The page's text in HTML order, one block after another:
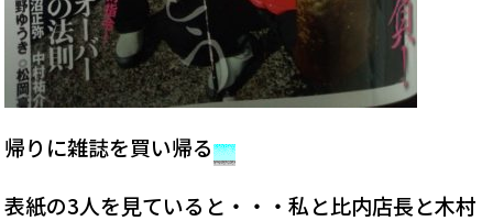
帰りに雑誌を買い帰る
表紙の3人を見ていると・・・私と比内店長と木村